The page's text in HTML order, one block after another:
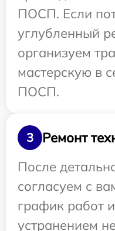
ПОСП. Если
углубленный
организуем
мастерскую в
ПОСП.
3
Ремонт
После
согласуем с
график работ
устранением